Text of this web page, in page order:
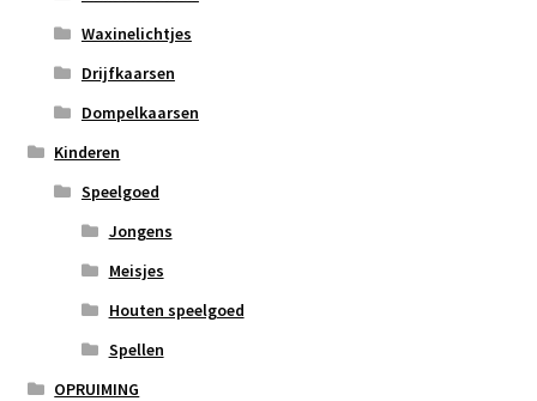
Waxinelichtjes
Drijfkaarsen
Dompelkaarsen
Kinderen
Speelgoed
Jongens
Meisjes
Houten speelgoed
Spellen
OPRUIMING